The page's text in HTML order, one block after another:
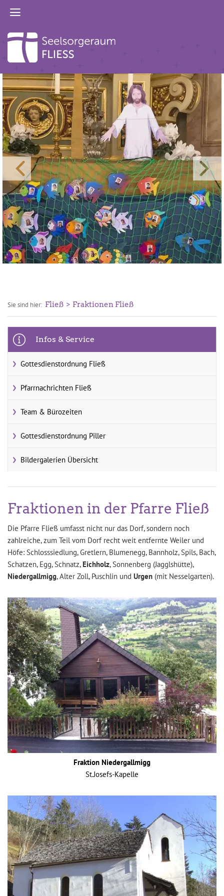
Sie sind hier: Fließ Fraktionen Fließ
Infos & Service
Gottesdienstordnung Fließ
Pfarrnachrichten Fließ
Team & Bürozeiten
Gottesdienstordnung Piller
Bildergalerien Übersicht
Fraktionen in der Pfarre Fließ
Die Pfarre Fließ umfasst nicht nur das Dorf, sondern noch
zahlreiche, zum Teil vom Dorf recht weit entfernte Weiler und
Höfe: Schlosssiedlung, Gretlern, Blumenegg, Bannholz, Spils, Bach,
Schatzen, Egg, Schnatz, Eichholz, Sonnenberg (Jagglshütte),
Niedergallmigg, Alter Zoll, Puschlin und Urgen (mit Nesselgarten).
Fraktion Niedergallmigg
St.Josefs-Kapelle